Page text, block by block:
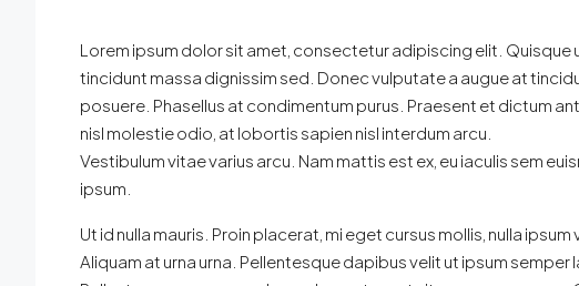
Lorem ipsum dolor sit amet, consectetur adipiscing elit. Quisque
tincidunt massa dignissim sed. Donec vulputate a augue at
posuere. Phasellus at condimentum purus. Praesent et dictum
nisl molestie odio, at lobortis sapien nisl interdum arcu.
Vestibulum vitae varius arcu. Nam mattis est ex, eu iaculis sem
ipsum.
Ut id nulla mauris. Proin placerat, mi eget cursus mollis, nulla
Aliquam at urna urna. Pellentesque dapibus velit ut ipsum